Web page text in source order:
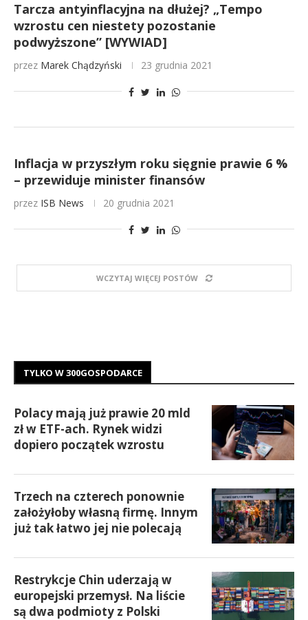
Tarcza antyinflacyjna na dłużej? „Tempo
wzrostu cen niestety pozostanie
podwyższone” [WYWIAD]
przez Marek Chądzyński 23 grudnia 2021
Inflacja w przyszłym roku sięgnie prawie 6 %
– przewiduje minister finansów
przez ISB News 20 grudnia 2021
WCZYTAJ WIĘCEJ POSTÓW
TYLKO W 300GOSPODARCE
Polacy mają już prawie 20 mld
zł w ETF-ach. Rynek widzi
dopiero początek wzrostu
Trzech na czterech ponownie
założyłoby własną firmę. Innym
już tak łatwo jej nie polecają
Restrykcje Chin uderzają w
europejski przemysł. Na liście
są dwa podmioty z Polski